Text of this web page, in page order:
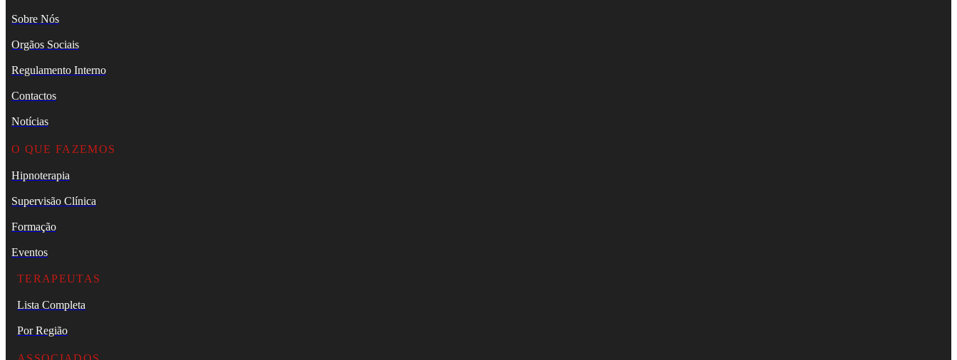
Sobre Nós
Orgãos Sociais
Regulamento Interno
Contactos
Notícias
O QUE FAZEMOS
Hipnoterapia
Supervisão Clínica
Formação
Eventos
TERAPEUTAS
Lista Completa
Por Região